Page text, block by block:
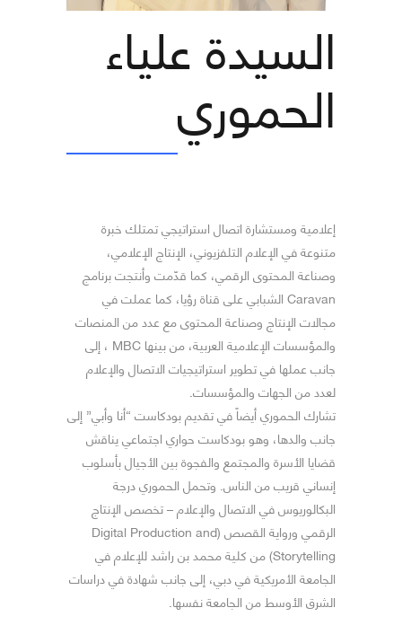
السيدة علياء
الحموري
إعلامية ومستشارة اتصال استراتيجي تمتلك خبرة
متنوعة في الإعلام التلفزيوني، الإنتاج الإعلامي،
وصناعة المحتوى الرقمي، كما قدّمت وأنتجت برنامج
Caravan الشبابي على قناة رؤيا، كما عملت في
مجالات الإنتاج وصناعة المحتوى مع عدد من المنصات
والمؤسسات الإعلامية العربية، من بينها MBC ، إلى
جانب عملها في تطوير استراتيجيات الاتصال والإعلام
لعدد من الجهات والمؤسسات.
تشارك الحموري أيضاً في تقديم بودكاست “أنا وأبي” إلى
جانب والدها، وهو بودكاست حواري اجتماعي يناقش
قضايا الأسرة والمجتمع والفجوة بين الأجيال بأسلوب
إنساني قريب من الناس. وتحمل الحموري درجة
البكالوريوس في الاتصال والإعلام – تخصص الإنتاج
الرقمي ورواية القصص (Digital Production and
Storytelling) من كلية محمد بن راشد للإعلام في
الجامعة الأمريكية في دبي، إلى جانب شهادة في دراسات
الشرق الأوسط من الجامعة نفسها.